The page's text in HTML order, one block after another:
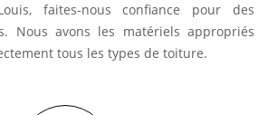
faites-nous confiance pour des
Nous avons les matériels appropriés
tous les types de toiture.